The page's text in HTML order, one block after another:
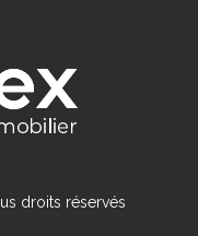
droits réservés